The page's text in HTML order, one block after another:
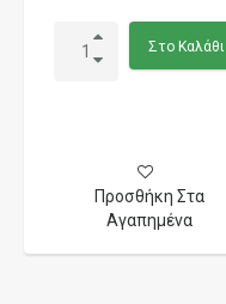
Στο Καλάθι
Προσθήκη Στα
Αγαπημένα